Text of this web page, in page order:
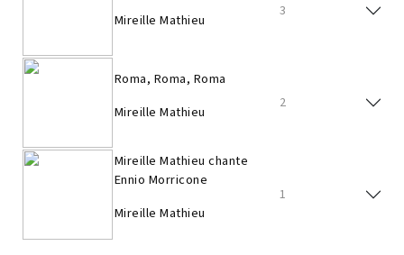
Mireille Mathieu
3
Roma, Roma, Roma
Mireille Mathieu
2
Mireille Mathieu chante
Ennio Morricone
Mireille Mathieu
1